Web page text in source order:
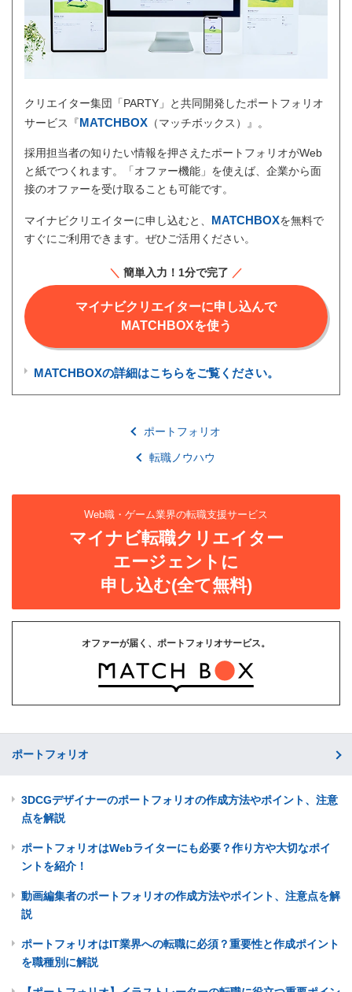
クリエイター集団「PARTY」と共同開発したポートフォリオ
サービス『MATCHBOX （マッチボックス）』。
採用担当者の知りたい情報を押さえたポートフォリオがWeb
と紙でつくれます。「オファー機能」を使えば、企業から面
接のオファーを受け取ることも可能です。
マイナビクリエイターに申し込むと、 MATCHBOXを無料で
すぐにご利用できます。ぜひご活用ください。
＼ 簡単入力！1分で完了 ／
マイナビクリエイターに申し込んで
MATCHBOXを使う
MATCHBOXの詳細はこちらをご覧ください。
ポートフォリオ
転職ノウハウ
Web職・ゲーム業界の転職支援サービス
マイナビ転職クリエイター
エージェントに
申し込む(全て無料)
オファーが届く、ポートフォリオサービス。
ポートフォリオ
3DCGデザイナーのポートフォリオの作成方法やポイント、注意
点を解説
ポートフォリオはWebライターにも必要？作り方や大切なポイ
ントを紹介！
動画編集者のポートフォリオの作成方法やポイント、注意点を解
説
ポートフォリオはIT業界への転職に必須？重要性と作成ポイント
を職種別に解説